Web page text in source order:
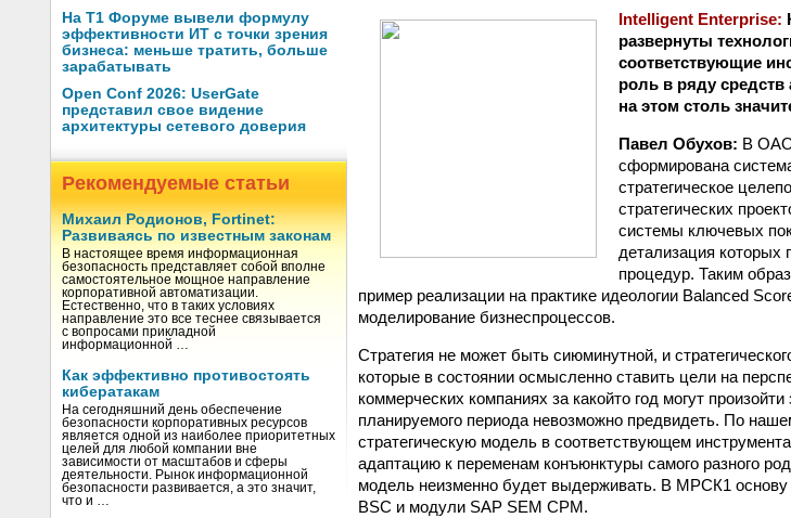
На Т1 Форуме вывели формулу
эффективности ИТ с точки зрения
бизнеса: меньше тратить, больше
зарабатывать
Open Conf 2026: UserGate
представил свое видение
архитектуры сетевого доверия
Рекомендуемые статьи
Михаил Родионов, Fortinet:
Развиваясь по известным законам
В настоящее время информационная
безопасность представляет собой вполне
самостоятельное мощное направление
корпоративной автоматизации.
Естественно, что в таких условиях
направление это все теснее связывается
с вопросами прикладной
информационной …
Как эффективно противостоять
кибератакам
На сегодняшний день обеспечение
безопасности корпоративных ресурсов
является одной из наиболее приоритетных
целей для любой компании вне
зависимости от масштабов и сферы
деятельности. Рынок информационной
безопасности развивается, а это значит,
что и …
Intelligent Enterprise:
развернуты
соответствующие
роль в ряду средств
на этом столь
Павел Обухов: В ОАО
сформирована
стратегическое
стратегических
системы ключевых
детализация которых
процедур. Таким
пример реализации на практике идеологии Balanced
моделирование бизнес­процессов.
Стратегия не может быть сиюминутной, и
которые в состоянии осмысленно ставить цели на
коммерческих компаниях за какой­то год могут
планируемого периода невозможно предвидеть. По
стратегическую модель в соответствующем
адаптацию к переменам конъюнктуры самого разного
модель неизменно будет выдерживать. В МРСК­1 основу
BSC и модули SAP SEM CPM.